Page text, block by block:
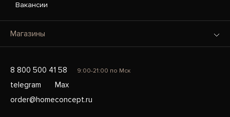
Вакансии
Магазины
8 800 500 41 58 9:00-21:00 по Мск
telegram
Max
order@homeconcept.ru